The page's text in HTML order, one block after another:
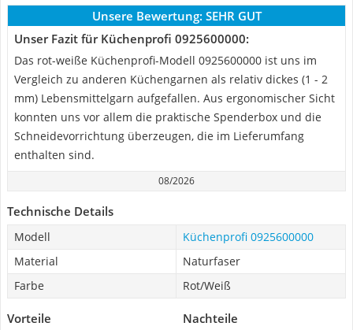
Unsere Bewertung: SEHR GUT
Unser Fazit für Küchenprofi 0925600000:
Das rot-weiße Küchenprofi-Modell 0925600000 ist uns im
Vergleich zu anderen Küchengarnen als relativ dickes (1 - 2
mm) Lebensmittelgarn aufgefallen. Aus ergonomischer Sicht
konnten uns vor allem die praktische Spenderbox und die
Schneidevorrichtung überzeugen, die im Lieferumfang
enthalten sind.
08/2026
Technische Details
Modell
Küchenprofi 0925600000
Material
Naturfaser
Farbe
Rot/Weiß
Vorteile Nachteile